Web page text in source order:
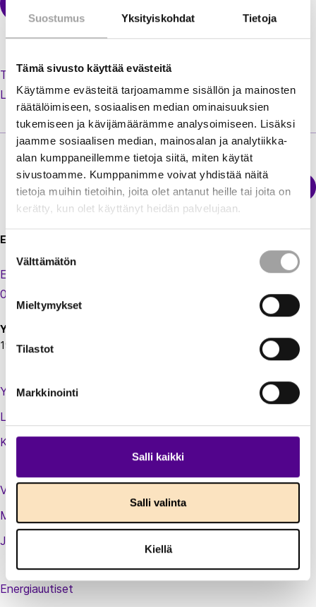
Suostumus Yksityiskohdat Tietoja
Tämä sivusto käyttää evästeitä
Käytämme evästeitä tarjoamamme sisällön ja mainosten
räätälöimiseen, sosiaalisen median ominaisuuksien
tukemiseen ja kävijämäärämme analysoimiseen. Lisäksi
jaamme sosiaalisen median, mainosalan ja analytiikka-
alan kumppaneillemme tietoja siitä, miten käytät
sivustoamme. Kumppanimme voivat yhdistää näitä
tietoja muihin tietoihin, joita olet antanut heille tai joita on
kerätty, kun olet käyttänyt heidän palvelujaan.
Suostumuksen
valinta
Välttämätön
Mieltymykset
Tilastot
Markkinointi
Salli kaikki
Salli valinta
Kiellä
Tilaa uusi salasana unohtuneen tilalle
Luo käyttäjätili jäsenextraan
Energiateollisuus
Sähkökatkokartta
Energiateollisuus ry
Eteläranta 10,
00130 Helsinki
Y-tunnus:
1924697-5
Yhteystiedot
Laskutustiedot
Kirjaudu sisään jäsenextraan
Vastuullisuusteot
Medialle
Jäsenluettelo
Energiauutiset